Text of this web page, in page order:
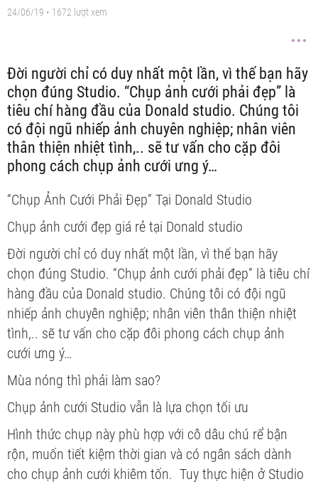
24/06/19 • 1672 lượt xem
Đời người chỉ có duy nhất một lần, vì thế bạn hãy
chọn đúng Studio. “Chụp ảnh cưới phải đẹp” là
tiêu chí hàng đầu của Donald studio. Chúng tôi
có đội ngũ nhiếp ảnh chuyên nghiệp; nhân viên
thân thiện nhiệt tình,.. sẽ tư vấn cho cặp đôi
phong cách chụp ảnh cưới ưng ý…
“Chụp Ảnh Cưới Phải Đẹp” Tại Donald Studio
Chụp ảnh cưới đẹp giá rẻ tại Donald studio
Đời người chỉ có duy nhất một lần, vì thế bạn hãy
chọn đúng Studio. “Chụp ảnh cưới phải đẹp” là tiêu chí
hàng đầu của Donald studio. Chúng tôi có đội ngũ
nhiếp ảnh chuyên nghiệp; nhân viên thân thiện nhiệt
tình,.. sẽ tư vấn cho cặp đôi phong cách chụp ảnh
cưới ưng ý…
Mùa nóng thì phải làm sao?
Chụp ảnh cưới Studio vẫn là lựa chọn tối ưu
Hình thức chụp này phù hợp với cô dâu chú rể bận
rộn, muốn tiết kiệm thời gian và có ngân sách dành
cho chụp ảnh cưới khiêm tốn. Tuy thực hiện ở Studio